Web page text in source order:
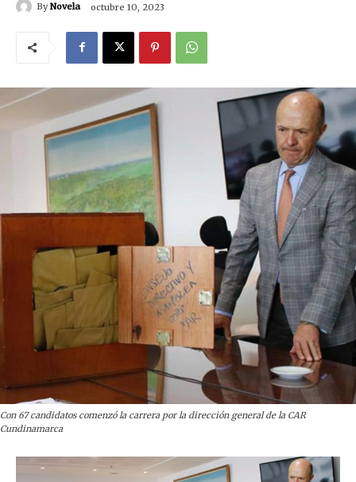
By Novela octubre 10, 2023
Con 67 candidatos comenzó la carrera por la dirección general de la CAR
Cundinamarca